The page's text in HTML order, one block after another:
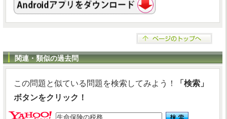
関連・類似の過去問
この問題と似ている問題を検索してみよう！
「検索」
ボタンをクリック！